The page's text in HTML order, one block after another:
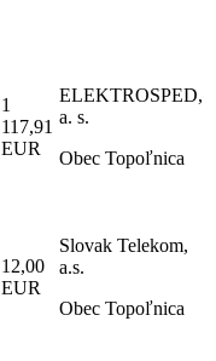
1
117,91
EUR
ELEKTROSPED,
a. s.
Obec Topoľnica
12,00
EUR
Slovak Telekom,
a.s.
Obec Topoľnica